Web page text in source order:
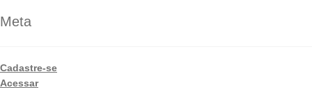
Meta
Cadastre-se
Acessar